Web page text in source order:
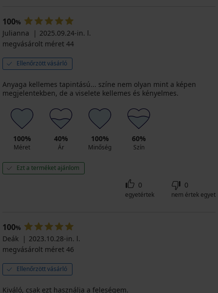
13 690
Ft
akció
INGYEN
10 270
kód
ALL25
100%
Julianna
2025.09.24-in. l.
megvásárolt méret 44
Ellenőrzött vásárló
Anyaga kellemes tapintású... színe nem olyan mint a képen
megjelentekben, de a viselete kellemes és kényelmes.
100%
Méret
40%
Ár
100%
Minőség
60%
Szín
Ezt a terméket ajánlom
0
egyetértek
0
nem értek egyet
100%
Deák
2023.10.28-in. l.
megvásárolt méret 46
Ellenőrzött vásárló
Kiváló, csak ezt használja a feleségem.